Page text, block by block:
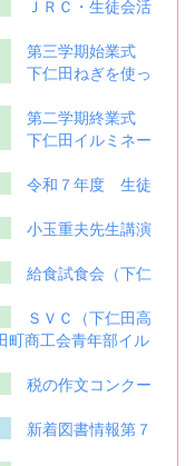
ＪＲＣ・生徒会活
第三学期始業式
下仁田ねぎを使っ
第二学期終業式
下仁田イルミネー
令和７年度 生徒
小玉重夫先生講演
給食試食会（下仁
ＳＶＣ（下仁田高
商工会青年部イル
税の作文コンクー
新着図書情報第７